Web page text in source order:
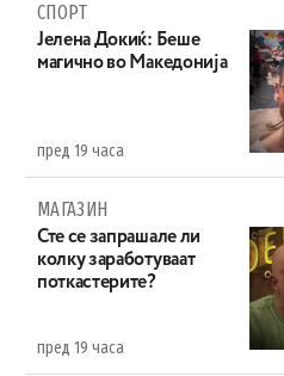
СПОРТ
Јелена Докиќ: Беше
магично во Македонија
пред 19 часа
МАГАЗИН
Сте се запрашале ли
колку заработуваат
поткастерите?
пред 19 часа